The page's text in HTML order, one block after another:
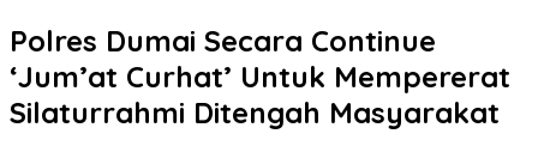
Polres Dumai Secara Continue
‘Jum’at Curhat’ Untuk Mempererat
Silaturrahmi Ditengah Masyarakat